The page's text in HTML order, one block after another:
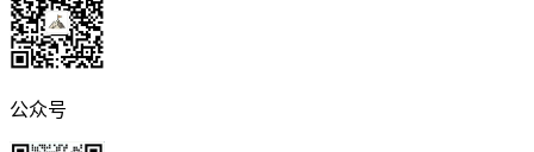
公众号